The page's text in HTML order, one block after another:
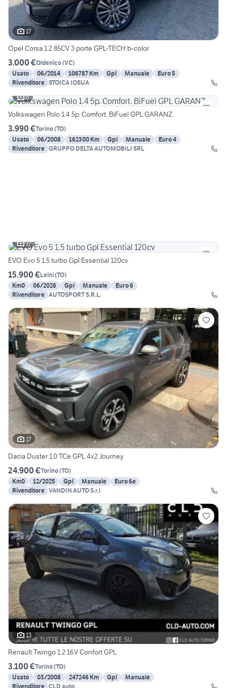
17
Opel Corsa 1.2 85CV 3 porte GPL-TECH b-color
3.000 €Oldenico(VC)
Usato
06/2014 106787 Km Gpl Manuale
Euro 5
Rivenditore STOICA IOSUA
8
Volkswagen Polo 1.4 5p. Comfort. BiFuel GPL GARANZ
3.990 €Torino(TO)
Usato
06/2008 162300 Km Gpl Manuale
Euro 4
Rivenditore
GRUPPO DELTA AUTOMOBILI SRL
17
EVO Evo 5 1.5 turbo Gpl Essential 120cv
15.900 €Leini(TO)
Km0
06/2026 Gpl Manuale
Euro 6
Rivenditore AUTOSPORT S.R.L.
17
Dacia Duster 1.0 TCe GPL 4x2 Journey
24.900 €Torino(TO)
Km0
12/2025 Gpl Manuale
Euro 6e
Rivenditore VANDIN AUTO S.r.l
13
Renault Twingo 1.2 16V Confort GPL
3.100 €Torino(TO)
Usato
03/2008 247246 Km Gpl
Manuale
Rivenditore CLD auto